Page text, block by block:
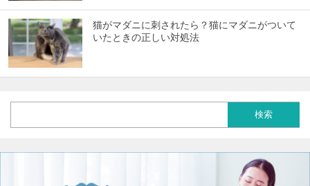
猫がマダニに刺されたら？猫にマダニがついて
いたときの正しい対処法